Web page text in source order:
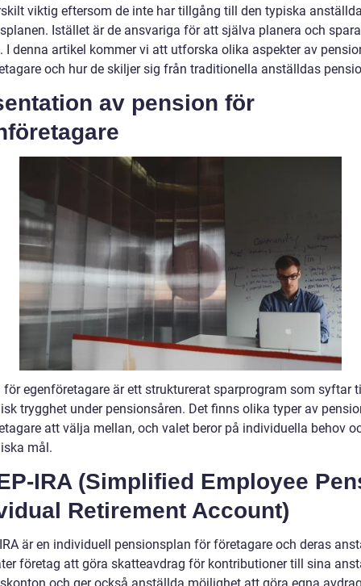
viktig eftersom de inte har tillgång till den typiska
Istället är de ansvariga för att själva planera och
I denna artikel kommer vi att utforska olika aspekter av
och hur de skiljer sig från traditionella anställdas
av pension för
för egenföretagare är ett strukturerat sparprogram som syftar
trygghet under pensionsåren. Det finns olika typer av
att välja mellan, och valet beror på individuella behov
mål.
IRA (Simplified Employee
Retirement Account)
är en individuell pensionsplan för företagare och deras
företag att göra skatteavdrag för kontributioner till sina